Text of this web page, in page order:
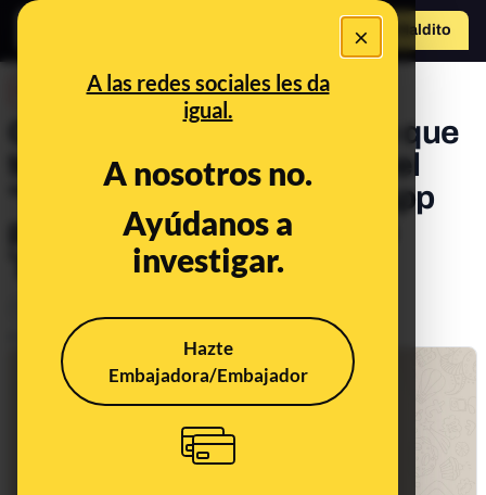
×
A las redes sociales les da
igual.
A nosotros no.
Ayúdanos a
investigar.
Hazte
Embajadora/Embajador
Hazte Maldito
Cuidado con este mensaje que
te dice que puedes activar el
"modo oscuro" en WhatsApp
pinchando en el enlace: es
'phishing'
Publicado el